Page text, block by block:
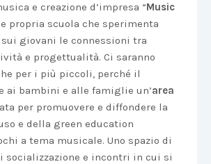
e creazione d’impresa “Music
e propria scuola che sperimenta
giovani le connessioni tra
e progettualità. Ci saranno
per i più piccoli, perché il
ai bambini e alle famiglie un’area
per promuovere e diffondere la
e della green education
a tema musicale. Uno spazio di
socializzazione e incontri in cui si